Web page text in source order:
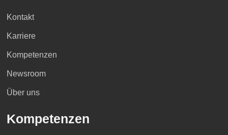
Kontakt
Karriere
Kompetenzen
Newsroom
Über uns
Kompetenzen